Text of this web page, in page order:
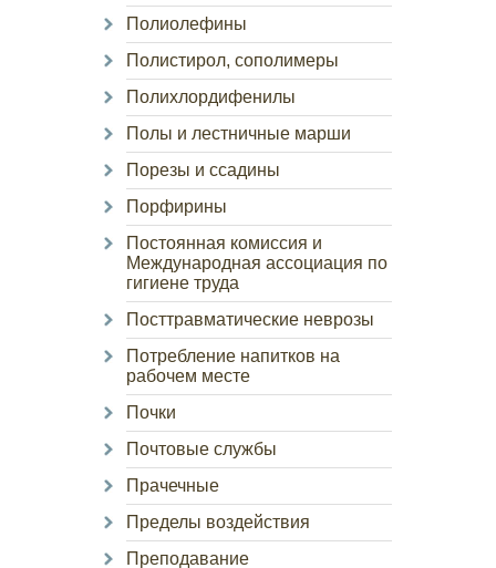
Полиолефины
Полистирол, сополимеры
Полихлордифенилы
Полы и лестничные марши
Порезы и ссадины
Порфирины
Постоянная комиссия и
Международная ассоциация по
гигиене труда
Посттравматические неврозы
Потребление напитков на
рабочем месте
Почки
Почтовые службы
Прачечные
Пределы воздействия
Преподавание